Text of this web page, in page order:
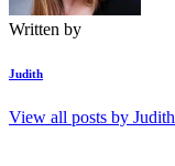
Written by
Judith
View all posts by Judith